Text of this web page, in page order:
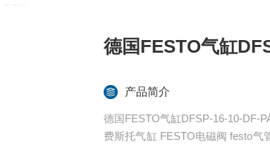
德国FESTO气缸
产品简介
德国FESTO气缸DFSP-16-10-DF-
费斯托气缸 FESTO电磁阀 festo气